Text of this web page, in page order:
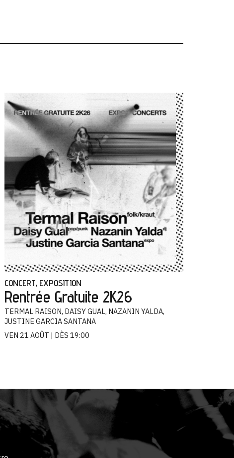
CONCERT, EXPOSITION
Rentrée Gratuite 2K26
TERMAL RAISON, DAISY GUAL, NAZANIN YALDA,
JUSTINE GARCIA SANTANA
VEN 21 AOÛT
DÈS 19:00